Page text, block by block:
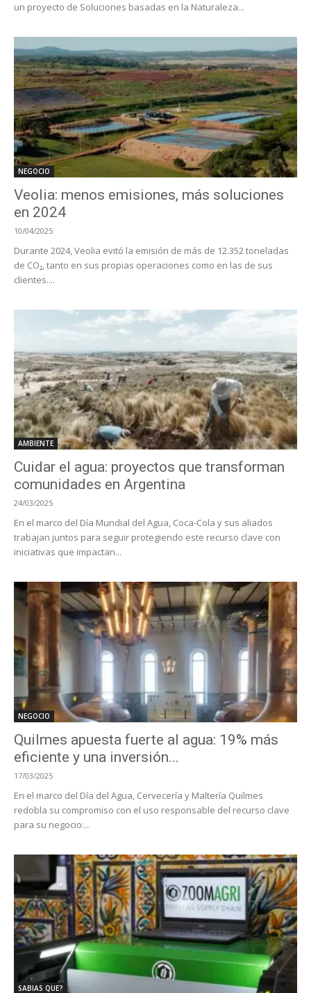
un proyecto de Soluciones basadas en la Naturaleza...
NEGOCIO
Veolia: menos emisiones, más soluciones
en 2024
10/04/2025
Durante 2024, Veolia evitó la emisión de más de 12.352 toneladas
de CO₂, tanto en sus propias operaciones como en las de sus
clientes....
AMBIENTE
Cuidar el agua: proyectos que transforman
comunidades en Argentina
24/03/2025
En el marco del Día Mundial del Agua, Coca-Cola y sus aliados
trabajan juntos para seguir protegiendo este recurso clave con
iniciativas que impactan...
NEGOCIO
Quilmes apuesta fuerte al agua: 19% más
eficiente y una inversión...
17/03/2025
En el marco del Día del Agua, Cervecería y Maltería Quilmes
redobla su compromiso con el uso responsable del recurso clave
para su negocio:...
SABIAS QUE?